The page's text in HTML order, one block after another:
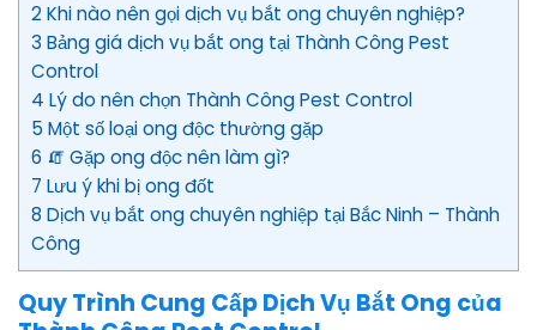
2 Khi nào nên gọi dịch vụ bắt ong chuyên nghiệp?
3 Bảng giá dịch vụ bắt ong tại Thành Công Pest
Control
4 Lý do nên chọn Thành Công Pest Control
5 Một số loại ong độc thường gặp
6 🧯 Gặp ong độc nên làm gì?
7 Lưu ý khi bị ong đốt
8 Dịch vụ bắt ong chuyên nghiệp tại Bắc Ninh – Thành
Công
Quy Trình Cung Cấp Dịch Vụ Bắt Ong của